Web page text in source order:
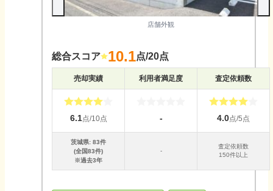
店舗外観
総合スコア 10.1点/20点
売却実績 利用者満足度 査定依頼数
6.1点/10点 - 4.0点/5点
茨城県: 83件
(全国83件)
※過去3年
-
査定依頼数
150件以上